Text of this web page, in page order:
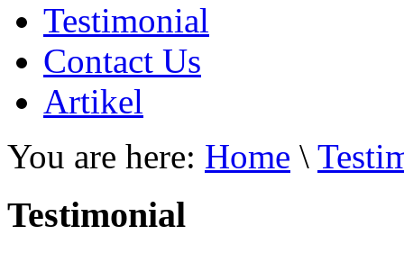
Testimonial
Contact Us
Artikel
You are here: Home \
Testimonial